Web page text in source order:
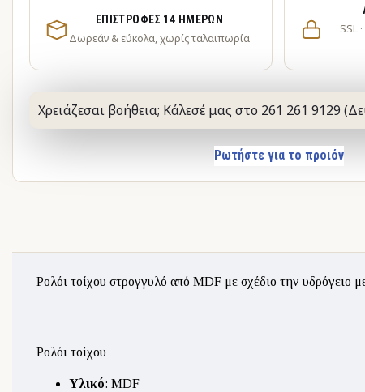
ΕΠΙΣΤΡΟΦΈΣ 14 ΗΜΕΡΏΝ
Δωρεάν & εύκολα, χωρίς ταλαιπωρία
SSL
Χρειάζεσαι βοήθεια; Κάλεσέ μας στο 261 261 9129
Ρωτήστε για το προιόν
Ρολόι τοίχου στρογγυλό από MDF με σχέδιο την υδρόγειο
Ρολόι τοίχου
Υλικό: MDF